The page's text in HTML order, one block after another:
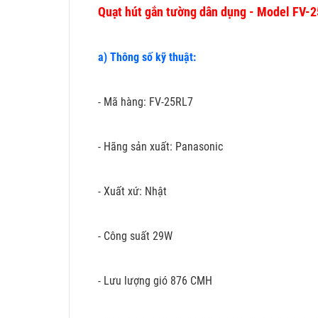
Quạt hút gắn tường dân dụng - Model FV-
a) Thông số kỹ thuật:
- Mã hàng: FV-25RL7
- Hãng sản xuất: Panasonic
- Xuất xứ: Nhật
- Công suất 29W
- Lưu lượng gió 876 CMH